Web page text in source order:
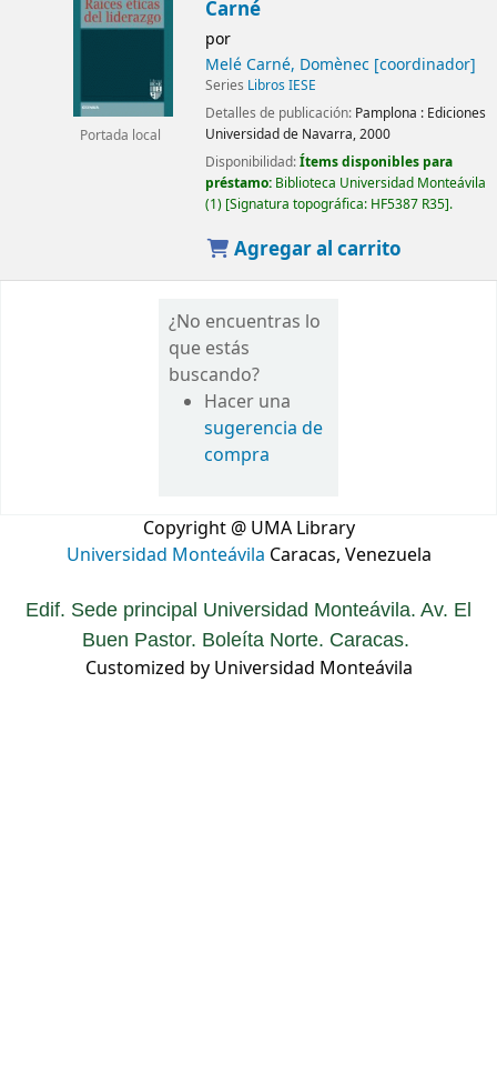
Portada local
Carné
por
Melé Carné, Domènec[coordinador]
Series Libros IESE
Detalles de publicación: Pamplona : Ediciones
Universidad de Navarra,2000
Disponibilidad:Ítems disponibles para
préstamo: Biblioteca Universidad Monteávila
(1) Signatura topográfica: HF5387 R35 .
Agregar al carrito
¿No encuentras lo
que estás
buscando?
Hacer una
sugerencia de
compra
Copyright @ UMA Library
Universidad Monteávila Caracas, Venezuela
Edif. Sede principal Universidad Monteávila. Av. El
Buen Pastor. Boleíta Norte. Caracas.
Customized by Universidad Monteávila